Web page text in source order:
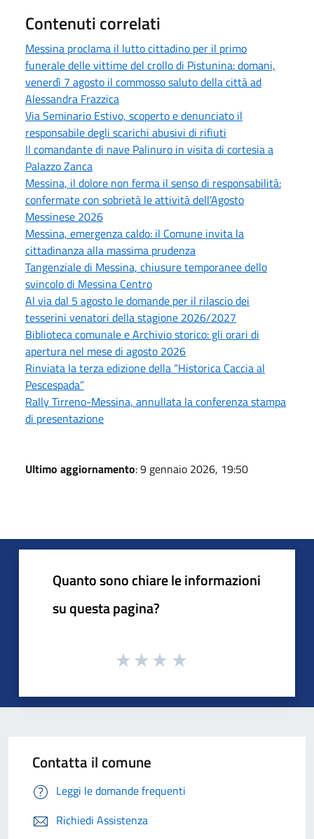
Contenuti correlati
Messina proclama il lutto cittadino per il primo
funerale delle vittime del crollo di Pistunina: domani,
venerdì 7 agosto il commosso saluto della città ad
Alessandra Frazzica
Via Seminario Estivo, scoperto e denunciato il
responsabile degli scarichi abusivi di rifiuti
Il comandante di nave Palinuro in visita di cortesia a
Palazzo Zanca
Messina, il dolore non ferma il senso di responsabilità:
confermate con sobrietà le attività dell’Agosto
Messinese 2026
Messina, emergenza caldo: il Comune invita la
cittadinanza alla massima prudenza
Tangenziale di Messina, chiusure temporanee dello
svincolo di Messina Centro
Al via dal 5 agosto le domande per il rilascio dei
tesserini venatori della stagione 2026/2027
Biblioteca comunale e Archivio storico: gli orari di
apertura nel mese di agosto 2026
Rinviata la terza edizione della “Historica Caccia al
Pescespada”
Rally Tirreno-Messina, annullata la conferenza stampa
di presentazione
Ultimo aggiornamento: 9 gennaio 2026, 19:50
Quanto sono chiare le informazioni
su questa pagina?
Contatta il comune
Leggi le domande frequenti
Richiedi Assistenza